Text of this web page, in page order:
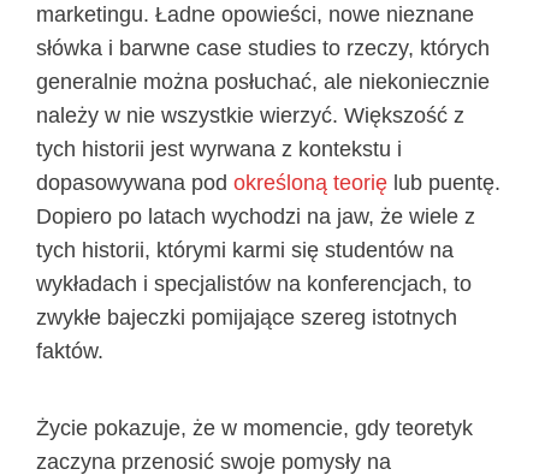
marketingu. Ładne opowieści, nowe nieznane
słówka i barwne case studies to rzeczy, których
generalnie można posłuchać, ale niekoniecznie
należy w nie wszystkie wierzyć. Większość z
tych historii jest wyrwana z kontekstu i
dopasowywana pod określoną teorię lub puentę.
Dopiero po latach wychodzi na jaw, że wiele z
tych historii, którymi karmi się studentów na
wykładach i specjalistów na konferencjach, to
zwykłe bajeczki pomijające szereg istotnych
faktów.
Życie pokazuje, że w momencie, gdy teoretyk
zaczyna przenosić swoje pomysły na